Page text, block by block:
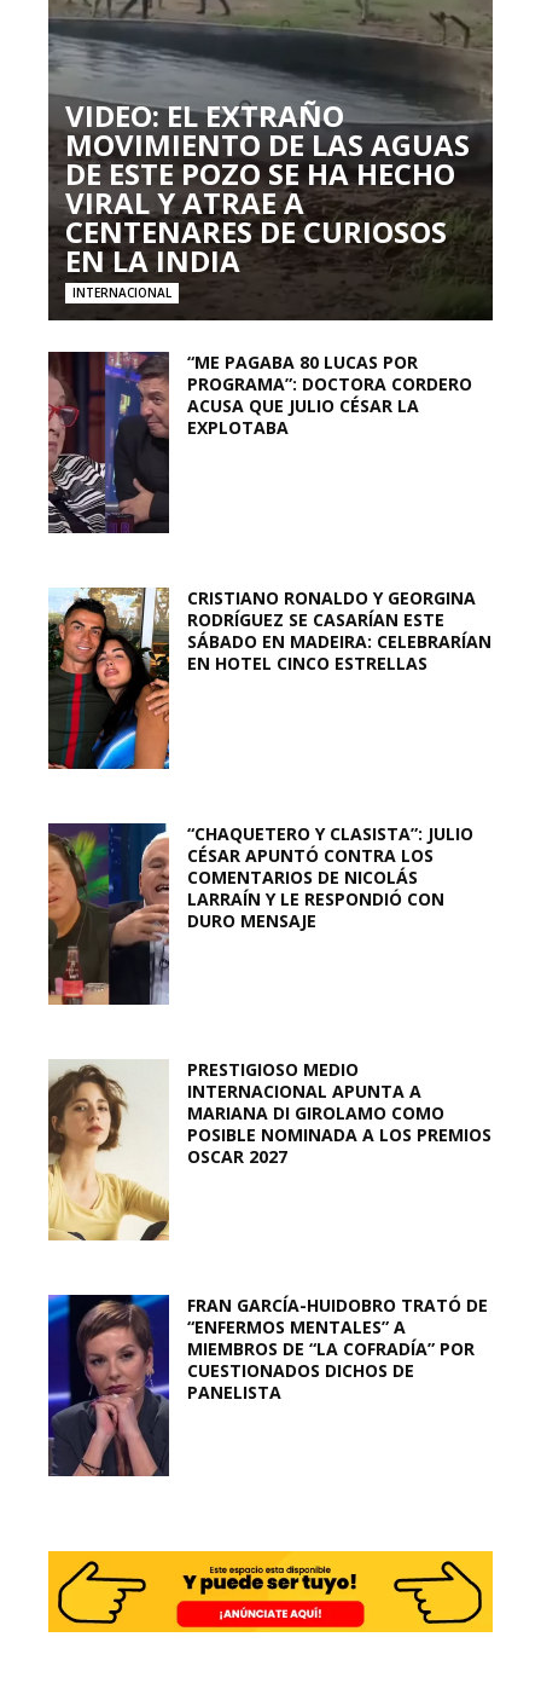
VIDEO: EL EXTRAÑO
MOVIMIENTO DE LAS AGUAS
DE ESTE POZO SE HA HECHO
VIRAL Y ATRAE A
CENTENARES DE CURIOSOS
EN LA INDIA
INTERNACIONAL
“ME PAGABA 80 LUCAS POR
PROGRAMA”: DOCTORA CORDERO
ACUSA QUE JULIO CÉSAR LA
EXPLOTABA
CRISTIANO RONALDO Y GEORGINA
RODRÍGUEZ SE CASARÍAN ESTE
SÁBADO EN MADEIRA: CELEBRARÍAN
EN HOTEL CINCO ESTRELLAS
“CHAQUETERO Y CLASISTA”: JULIO
CÉSAR APUNTÓ CONTRA LOS
COMENTARIOS DE NICOLÁS
LARRAÍN Y LE RESPONDIÓ CON
DURO MENSAJE
PRESTIGIOSO MEDIO
INTERNACIONAL APUNTA A
MARIANA DI GIROLAMO COMO
POSIBLE NOMINADA A LOS PREMIOS
OSCAR 2027
FRAN GARCÍA-HUIDOBRO TRATÓ DE
“ENFERMOS MENTALES” A
MIEMBROS DE “LA COFRADÍA” POR
CUESTIONADOS DICHOS DE
PANELISTA